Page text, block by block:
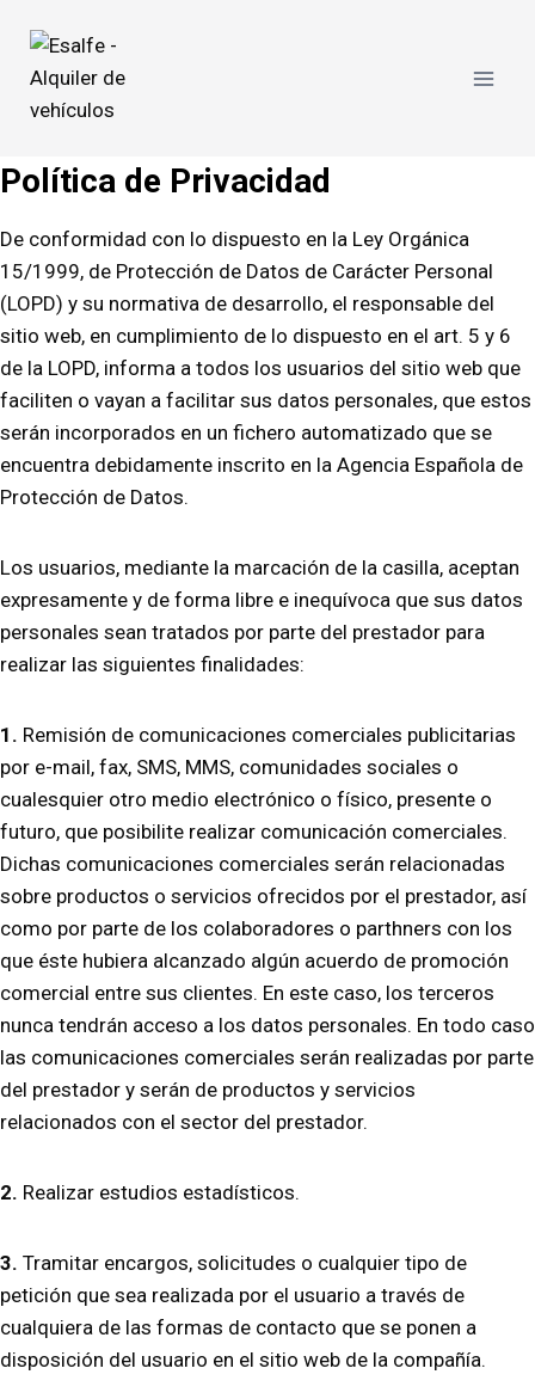
Política de Privacidad
De conformidad con lo dispuesto en la Ley Orgánica
15/1999, de Protección de Datos de Carácter Personal
(LOPD) y su normativa de desarrollo, el responsable del
sitio web, en cumplimiento de lo dispuesto en el art. 5 y 6
de la LOPD, informa a todos los usuarios del sitio web que
faciliten o vayan a facilitar sus datos personales, que estos
serán incorporados en un fichero automatizado que se
encuentra debidamente inscrito en la Agencia Española de
Protección de Datos.
Los usuarios, mediante la marcación de la casilla, aceptan
expresamente y de forma libre e inequívoca que sus datos
personales sean tratados por parte del prestador para
realizar las siguientes finalidades:
1. Remisión de comunicaciones comerciales publicitarias
por e-mail, fax, SMS, MMS, comunidades sociales o
cualesquier otro medio electrónico o físico, presente o
futuro, que posibilite realizar comunicación comerciales.
Dichas comunicaciones comerciales serán relacionadas
sobre productos o servicios ofrecidos por el prestador, así
como por parte de los colaboradores o parthners con los
que éste hubiera alcanzado algún acuerdo de promoción
comercial entre sus clientes. En este caso, los terceros
nunca tendrán acceso a los datos personales. En todo caso
las comunicaciones comerciales serán realizadas por parte
del prestador y serán de productos y servicios
relacionados con el sector del prestador.
2. Realizar estudios estadísticos.
3. Tramitar encargos, solicitudes o cualquier tipo de
petición que sea realizada por el usuario a través de
cualquiera de las formas de contacto que se ponen a
disposición del usuario en el sitio web de la compañía.